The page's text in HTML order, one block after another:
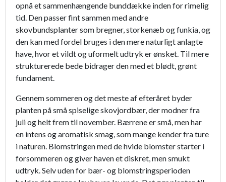
opnå et sammenhængende bunddække inden for rimelig
tid. Den passer fint sammen med andre
skovbundsplanter som bregner, storkenæb og funkia, og
den kan med fordel bruges i den mere naturligt anlagte
have, hvor et vildt og uformelt udtryk er ønsket. Til mere
strukturerede bede bidrager den med et blødt, grønt
fundament.
Gennem sommeren og det meste af efteråret byder
planten på små spiselige skovjordbær, der modner fra
juli og helt frem til november. Bærrene er små, men har
en intens og aromatisk smag, som mange kender fra ture
i naturen. Blomstringen med de hvide blomster starter i
forsommeren og giver haven et diskret, men smukt
udtryk. Selv uden for bær- og blomstringsperioden